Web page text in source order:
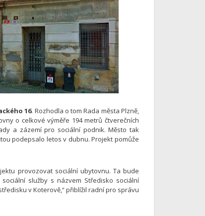
16. Rozhodla o tom Rada města Plzně,
o celkové výměře 194 metrů čtverečních
a zázemí pro sociální podnik. Město tak
podepsalo letos v dubnu. Projekt pomůže
provozovat sociální ubytovnu. Ta bude
služby s názvem Středisko sociální
v Koterově,“ přiblížil radní pro správu